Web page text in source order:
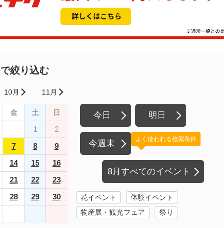
絞り込む
10月 11月
金 土 日
1
2
7 8
9
14 15
16
21 22
23
28 29
30
今日 明日
今週末
8月すべてのイベント
よく使われる検索条件
花イベント
体験イベント
物産展・観光フェア
祭り